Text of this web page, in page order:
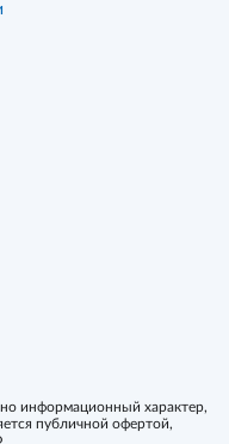
информационный характер,
публичной офертой,